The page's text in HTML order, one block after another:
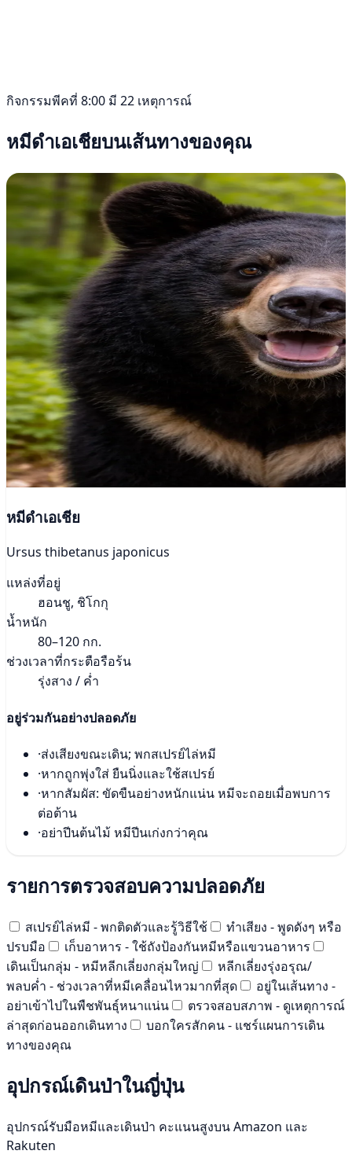
กิจกรรมพีคที่ 8:00 มี 22 เหตุการณ์
หมีดำเอเชียบนเส้นทางของคุณ
หมีดำเอเชีย
Ursus thibetanus japonicus
แหล่งที่อยู่
ฮอนชู, ชิโกกุ
น้ำหนัก
80–120 กก.
ช่วงเวลาที่กระตือรือร้น
รุ่งสาง / ค่ำ
อยู่ร่วมกันอย่างปลอดภัย
·ส่งเสียงขณะเดิน; พกสเปรย์ไล่หมี
·หากถูกพุ่งใส่ ยืนนิ่งและใช้สเปรย์
·หากสัมผัส: ขัดขืนอย่างหนักแน่น หมีจะถอยเมื่อพบการ
ต่อต้าน
·อย่าปีนต้นไม้ หมีปีนเก่งกว่าคุณ
รายการตรวจสอบความปลอดภัย
สเปรย์ไล่หมี - พกติดตัวและรู้วิธีใช้
ทำเสียง - พูดดังๆ หรือ
ปรบมือ
เก็บอาหาร - ใช้ถังป้องกันหมีหรือแขวนอาหาร
เดินเป็นกลุ่ม - หมีหลีกเลี่ยงกลุ่มใหญ่
หลีกเลี่ยงรุ่งอรุณ/
พลบค่ำ - ช่วงเวลาที่หมีเคลื่อนไหวมากที่สุด
อยู่ในเส้นทาง -
อย่าเข้าไปในพืชพันธุ์หนาแน่น
ตรวจสอบสภาพ - ดูเหตุการณ์
ล่าสุดก่อนออกเดินทาง
บอกใครสักคน - แชร์แผนการเดิน
ทางของคุณ
อุปกรณ์เดินป่าในญี่ปุ่น
อุปกรณ์รับมือหมีและเดินป่า คะแนนสูงบน Amazon และ
Rakuten